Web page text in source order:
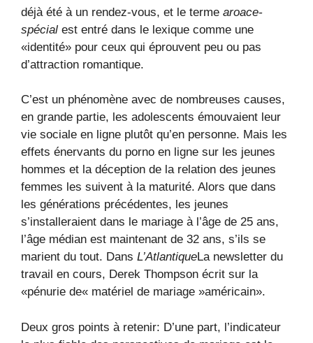
déjà été à un rendez-vous, et le terme aroace-
spécial est entré dans le lexique comme une
«identité» pour ceux qui éprouvent peu ou pas
d’attraction romantique.
C’est un phénomène avec de nombreuses causes,
en grande partie, les adolescents émouvaient leur
vie sociale en ligne plutôt qu’en personne. Mais les
effets énervants du porno en ligne sur les jeunes
hommes et la déception de la relation des jeunes
femmes les suivent à la maturité. Alors que dans
les générations précédentes, les jeunes
s’installeraient dans le mariage à l’âge de 25 ans,
l’âge médian est maintenant de 32 ans, s’ils se
marient du tout. Dans L’AtlantiqueLa newsletter du
travail en cours, Derek Thompson écrit sur la
«pénurie de« matériel de mariage »américain».
Deux gros points à retenir: D’une part, l’indicateur